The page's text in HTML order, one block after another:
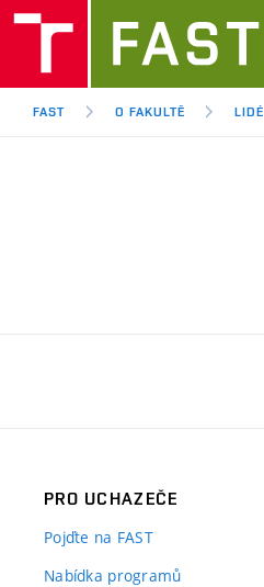
FAST O FAKULTĚ LIDÉ
PRO UCHAZEČE
Pojďte na FAST
Nabídka programů